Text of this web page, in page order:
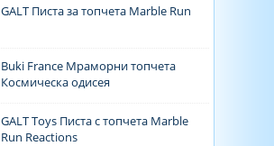
GALT Писта за топчета Marble Run
Buki France Мраморни топчета
Космическа одисея
GALT Toys Писта с топчета Marble
Run Reactions